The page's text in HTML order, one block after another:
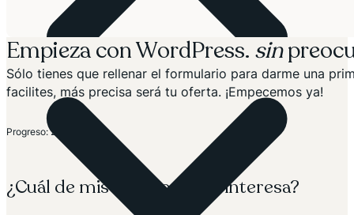
Empieza con WordPress. sin
Sólo tienes que rellenar el formulario para darme una
facilites, más precisa será tu oferta. ¡Empecemos ya!
Sección
Progreso: 20%
¿Cuál de mis soluciones te interesa?